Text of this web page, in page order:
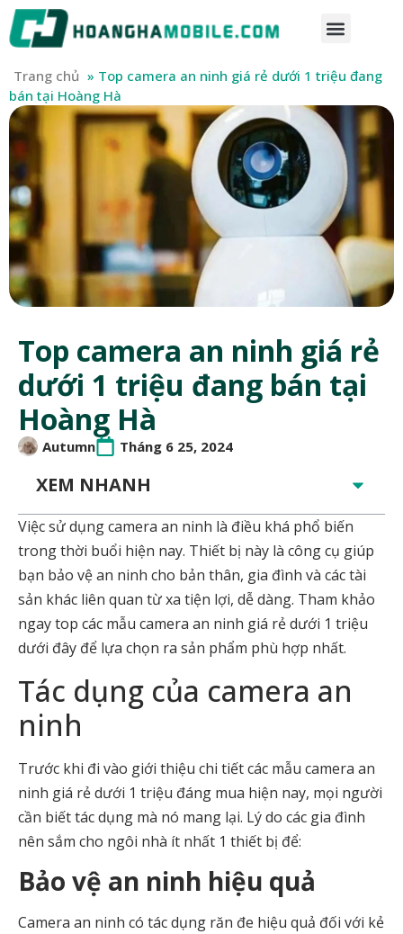
Trang chủ » Top camera an ninh giá rẻ dưới 1 triệu đang
bán tại Hoàng Hà
Top camera an ninh giá rẻ
dưới 1 triệu đang bán tại
Hoàng Hà
Autumn Tháng 6 25, 2024
XEM NHANH
Việc sử dụng camera an ninh là điều khá phổ biến
trong thời buổi hiện nay. Thiết bị này là công cụ giúp
bạn bảo vệ an ninh cho bản thân, gia đình và các tài
sản khác liên quan từ xa tiện lợi, dễ dàng. Tham khảo
ngay top các mẫu camera an ninh giá rẻ dưới 1 triệu
dưới đây để lựa chọn ra sản phẩm phù hợp nhất.
Tác dụng của camera an
ninh
Trước khi đi vào giới thiệu chi tiết các mẫu camera an
ninh giá rẻ dưới 1 triệu đáng mua hiện nay, mọi người
cần biết tác dụng mà nó mang lại. Lý do các gia đình
nên sắm cho ngôi nhà ít nhất 1 thiết bị để:
Bảo vệ an ninh hiệu quả
Camera an ninh có tác dụng răn đe hiệu quả đối với kẻ